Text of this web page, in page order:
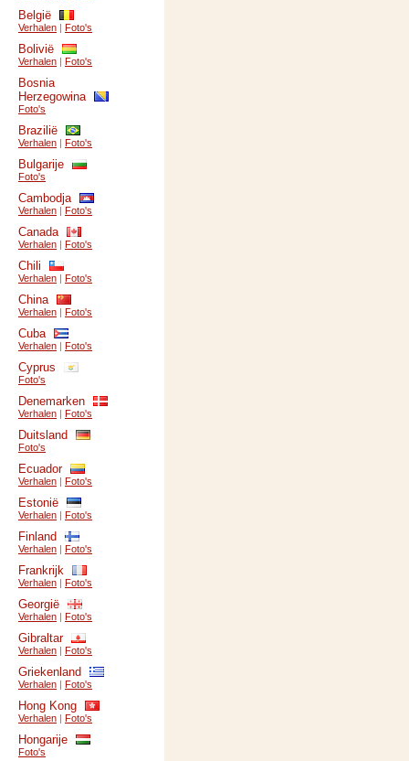
België
Verhalen | Foto's
Bolivië
Verhalen | Foto's
Bosnia
Herzegowina
Foto's
Brazilië
Verhalen | Foto's
Bulgarije
Foto's
Cambodja
Verhalen | Foto's
Canada
Verhalen | Foto's
Chili
Verhalen | Foto's
China
Verhalen | Foto's
Cuba
Verhalen | Foto's
Cyprus
Foto's
Denemarken
Verhalen | Foto's
Duitsland
Foto's
Ecuador
Verhalen | Foto's
Estonië
Verhalen | Foto's
Finland
Verhalen | Foto's
Frankrijk
Verhalen | Foto's
Georgië
Verhalen | Foto's
Gibraltar
Verhalen | Foto's
Griekenland
Verhalen | Foto's
Hong Kong
Verhalen | Foto's
Hongarije
Foto's